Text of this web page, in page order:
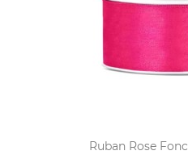
Ruban Rose